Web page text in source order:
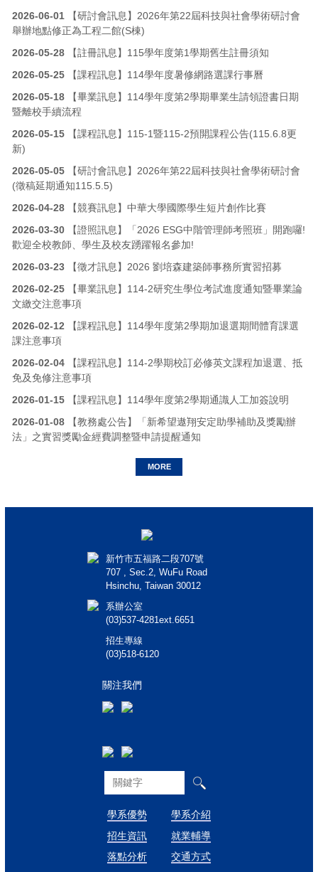
2026-06-01
【研討會訊息】2026年第22屆科技與社會學術研討會
舉辦地點修正為工程二館(S棟)
2026-05-28
【註冊訊息】115學年度第1學期舊生註冊須知
2026-05-25
【課程訊息】114學年度暑修網路選課行事曆
2026-05-18
【畢業訊息】114學年度第2學期畢業生請領證書日期
暨離校手續流程
2026-05-15
【課程訊息】115-1暨115-2預開課程公告(115.6.8更
新)
2026-05-05
【研討會訊息】2026年第22屆科技與社會學術研討會
(徵稿延期通知115.5.5)
2026-04-28
【競賽訊息】中華大學國際學生短片創作比賽
2026-03-30
【證照訊息】「2026 ESG中階管理師考照班」開跑囉!
歡迎全校教師、學生及校友踴躍報名參加!
2026-03-23
【徵才訊息】2026 劉培森建築師事務所實習招募
2026-02-25
【畢業訊息】114-2研究生學位考試進度通知暨畢業論
文繳交注意事項
2026-02-12
【課程訊息】114學年度第2學期加退選期間體育課選
課注意事項
2026-02-04
【課程訊息】114-2學期校訂必修英文課程加退選、抵
免及免修注意事項
2026-01-15
【課程訊息】114學年度第2學期通識人工加簽說明
2026-01-08
【教務處公告】「新希望遨翔安定助學補助及獎勵辦
法」之實習獎勵金經費調整暨申請提醒通知
MORE
新竹市五福路二段707號
707 , Sec.2, WuFu Road
Hsinchu, Taiwan 30012
系辦公室
(03)537-4281ext.6651
招生專線
(03)518-6120
關注我們
學系優勢
招生資訊
落點分析
學系介紹
就業輔導
交通方式